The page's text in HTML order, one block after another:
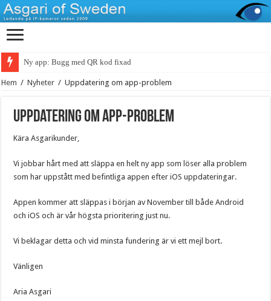
Ny app: Bugg med QR kod fixad
Hem / Nyheter / Uppdatering om app-problem
Uppdatering om app-problem
Kära Asgarikunder,
Vi jobbar hårt med att släppa en helt ny app som löser alla problem
som har uppstått med befintliga appen efter iOS uppdateringar.
Appen kommer att släppas i början av November till både Android
och iOS och är vår högsta prioritering just nu.
Vi beklagar detta och vid minsta fundering är vi ett mejl bort.
Vänligen
Aria Asgari